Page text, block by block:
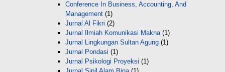
Conference In Business, Accounting, And
Management (1)
Jurnal Al Fikri (2)
Jurnal Ilmiah Komunikasi Makna(1)
Jurnal Lingkungan Sultan Agung (1)
Jurnal Pondasi (1)
Jurnal Psikologi Proyeksi (1)